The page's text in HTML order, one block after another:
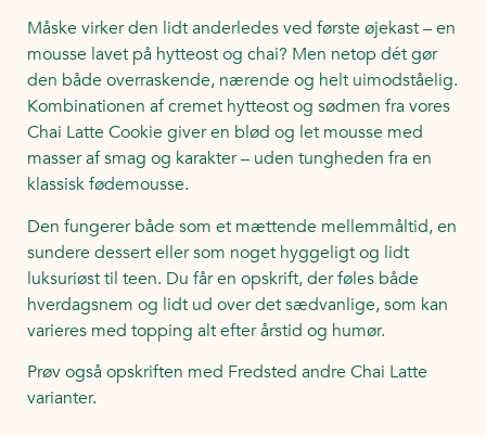
Måske virker den lidt anderledes ved første øjekast – en
mousse lavet på hytteost og chai? Men netop dét gør
den både overraskende, nærende og helt uimodståelig.
Kombinationen af cremet hytteost og sødmen fra vores
Chai Latte Cookie giver en blød og let mousse med
masser af smag og karakter – uden tungheden fra en
klassisk fødemousse.
Den fungerer både som et mættende mellemmåltid, en
sundere dessert eller som noget hyggeligt og lidt
luksuriøst til teen. Du får en opskrift, der føles både
hverdagsnem og lidt ud over det sædvanlige, som kan
varieres med topping alt efter årstid og humør.
Prøv også opskriften med Fredsted andre Chai Latte
varianter.